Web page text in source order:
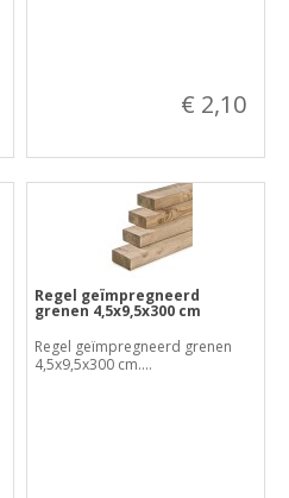
€ 2,10
Regel geïmpregneerd
grenen 4,5x9,5x300 cm
Regel geïmpregneerd grenen
4,5x9,5x300 cm....